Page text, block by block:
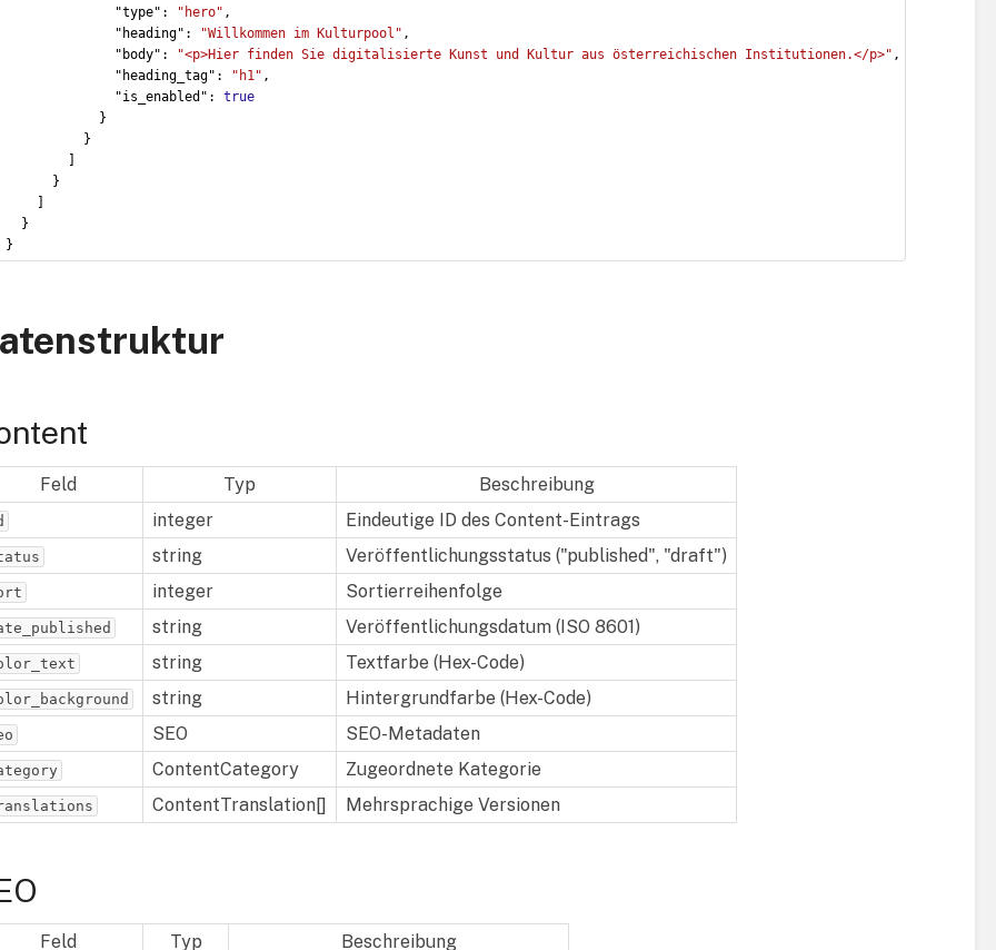
              "type":
"hero" ,
              "heading":
"Willkommen im Kulturpool" ,
              "body":
"<p>Hier finden Sie digitalisierte Kunst und Kultur aus österreichischen Institutionen.</p>" ,
              "heading_tag":
"h1" ,
              "is_enabled":
true
            }
          }
        ]
      }
    ]
  }
}
Feld Typ Beschreibung
integer Eindeutige ID des Content-Eintrags
string Veröffentlichungsstatus ("published", "draft")
integer Sortierreihenfolge
string Veröffentlichungsdatum (ISO 8601)
string Textfarbe (Hex-Code)
string Hintergrundfarbe (Hex-Code)
SEO SEO-Metadaten
ContentCategory Zugeordnete Kategorie
ContentTranslation[] Mehrsprachige Versionen
Feld Typ Beschreibung